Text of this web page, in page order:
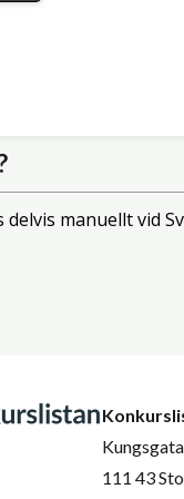
manuellt vid
111 43